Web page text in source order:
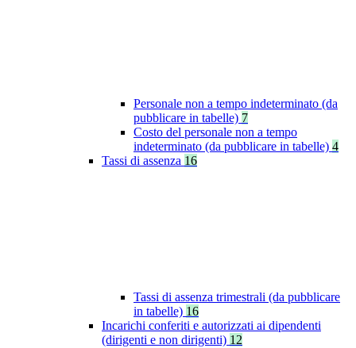
Personale non a tempo indeterminato (da
pubblicare in tabelle) 7
Costo del personale non a tempo
indeterminato (da pubblicare in tabelle) 4
Tassi di assenza 16
Tassi di assenza trimestrali (da pubblicare
in tabelle) 16
Incarichi conferiti e autorizzati ai dipendenti
(dirigenti e non dirigenti) 12